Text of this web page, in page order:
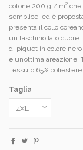
cotone 200 g / m²
semplice, ed è
presenta il collo
un taschino lato
di piquet in colore
e un’ottima areazione.
Tessuto 65%
Taglia